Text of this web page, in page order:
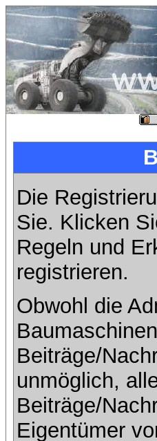
Die
Sie. Klicken
Regeln und
registrieren.
Obwohl die
Beiträge/
unmöglich,
Beiträge/
Eigentümer